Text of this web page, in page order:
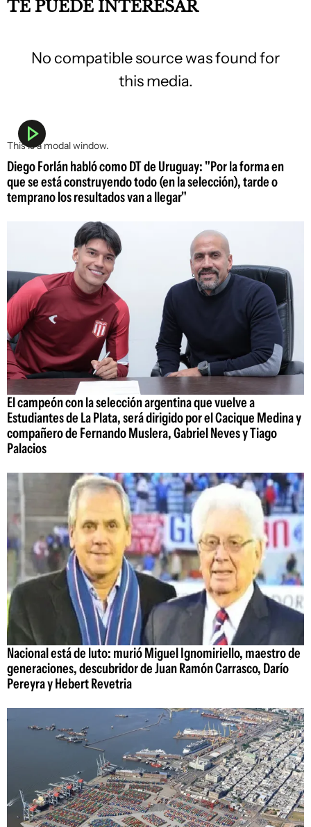
TE PUEDE INTERESAR
This is a modal window.
No compatible source was found for
this media.
Diego Forlán habló como DT de Uruguay: "Por la forma en
que se está construyendo todo (en la selección), tarde o
temprano los resultados van a llegar"
El campeón con la selección argentina que vuelve a
Estudiantes de La Plata, será dirigido por el Cacique Medina y
compañero de Fernando Muslera, Gabriel Neves y Tiago
Palacios
Nacional está de luto: murió Miguel Ignomiriello, maestro de
generaciones, descubridor de Juan Ramón Carrasco, Darío
Pereyra y Hebert Revetria